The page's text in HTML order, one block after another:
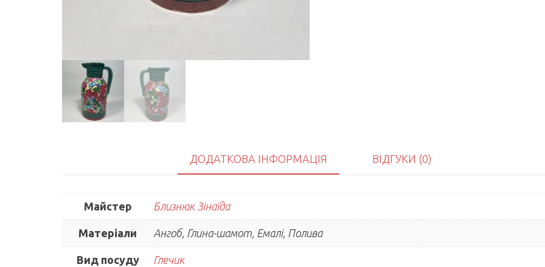
ДОДАТКОВА ІНФОРМАЦІЯ ВІДГУКИ (0)
Майстер Близнюк Зінаїда
Матеріали Ангоб, Глина-шамот, Емалі, Полива
Вид посуду Глечик